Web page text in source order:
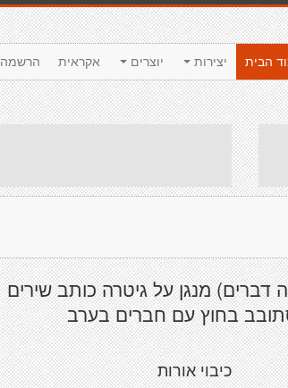
הרשמה אקראית יוצרים יצירות
הבית
דברים) מנגן על גיטרה כותב שירים
בחוץ עם חברים בערב
כיבוי אורות